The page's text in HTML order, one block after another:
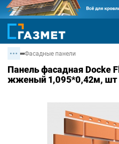
Фасадные панели
Панель фасадная Docke
жженый 1,095*0,42м, шт